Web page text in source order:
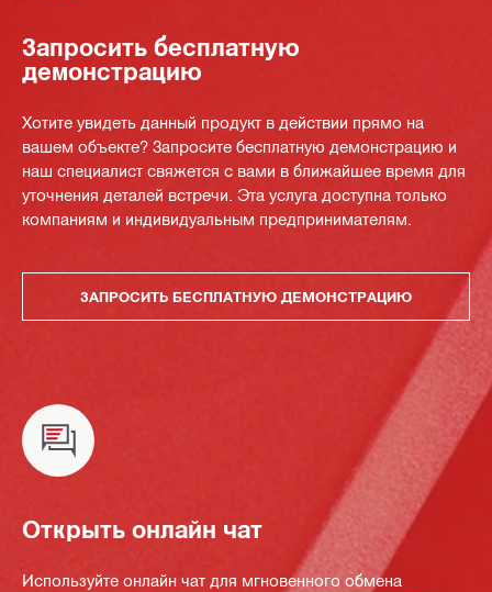
Запросить бесплатную
демонстрацию
Хотите увидеть данный продукт в действии прямо на
вашем объекте? Запросите бесплатную демонстрацию и
наш специалист свяжется с вами в ближайшее время для
уточнения деталей встречи. Эта услуга доступна только
компаниям и индивидуальным предпринимателям.
ЗАПРОСИТЬ БЕСПЛАТНУЮ ДЕМОНСТРАЦИЮ
Открыть онлайн чат
Используйте онлайн чат для мгновенного обмена